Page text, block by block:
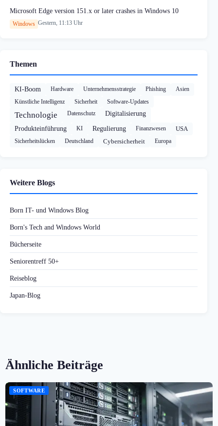
Microsoft Edge version 151.x or later crashes in Windows 10
Windows Gestern, 11:13 Uhr
Themen
KI-Boom Hardware Unternehmensstrategie Phishing
Asien
Künstliche Intelligenz
Sicherheit Software-Updates
Technologie Datenschutz Digitalisierung
Produkteinführung KI Regulierung Finanzwesen USA
Sicherheitslücken Deutschland Cybersicherheit Europa
Weitere Blogs
Born IT- und Windows Blog
Born's Tech and Windows World
Bücherseite
Seniorentreff 50+
Reiseblog
Japan-Blog
Ähnliche Beiträge
SOFTWARE